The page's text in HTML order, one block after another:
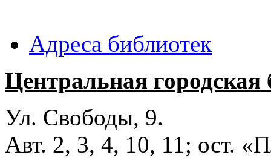
Адреса библиотек
Центральная
Ул. Свободы, 9.
Авт. 2, 3, 4, 10, 11; ост.